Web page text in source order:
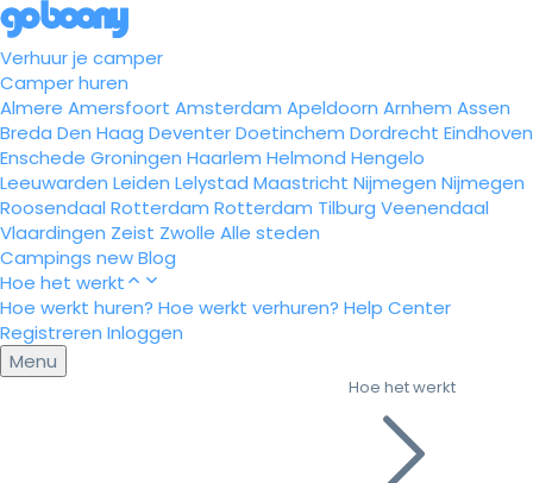
Verhuur je camper
Camper huren
Almere Amersfoort Amsterdam Apeldoorn Arnhem Assen
Breda Den Haag DeventerDoetinchem Dordrecht Eindhoven
Enschede Groningen Haarlem Helmond Hengelo
Leeuwarden Leiden Lelystad Maastricht Nijmegen Nijmegen
Roosendaal Rotterdam Rotterdam Tilburg Veenendaal
Vlaardingen Zeist Zwolle Alle steden
Campings newBlog
Hoe het werkt
Hoe werkt huren? Hoe werkt verhuren? Help Center
Registreren Inloggen
Menu
Hoe het werkt